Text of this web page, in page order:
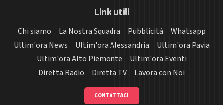
Link utili
Chi siamo La Nostra Squadra Pubblicità
Whatsapp
Ultim'ora News
Ultim'ora Alessandria
Ultim'ora Pavia
Ultim'ora Alto Piemonte
Ultim'ora Eventi
Diretta Radio
Diretta TV Lavora con Noi
CONTATTACI